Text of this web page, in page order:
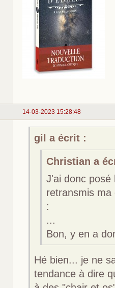
14-03-2023 15:28:48
gil a écrit :
Christian a
J'ai donc posé
retransmis ma
:
...
Bon, y en a
Hé bien... je ne
tendance à dire